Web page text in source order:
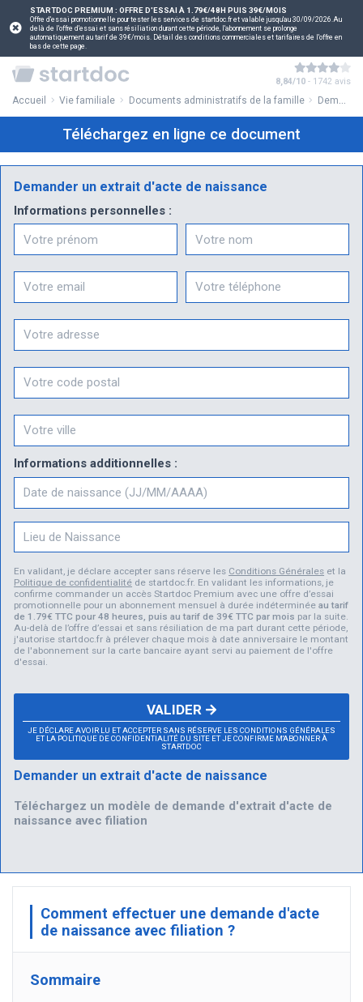
STARTDOC PREMIUM : OFFRE D'ESSAI À 1.79€/48H PUIS 39€/MOIS
Offre d'essai promotionnelle pour tester les services de startdoc.fr et valable jusqu'au 30/09/2026.Au
delà de l'offre d'essai et sans résiliation durant cette période, l'abonnement se prolonge
automatiquement au tarif de 39€/mois. Détail des conditions commerciales et tarifaires de l'offre en
bas de cette page.
8,84/10 - 1742 avis
Accueil Vie familiale Documents administratifs de la famille Demander un extrait d'acte de naissance
Téléchargez en ligne ce document
Demander un extrait d'acte de naissance
Informations personnelles :
Prénom Nom
Email Téléphone
Informations additionnelles :
Naissance
En validant, je déclare accepter sans réserve les Conditions Générales et la
Politique de confidentialité de startdoc.fr. En validant les informations, je
confirme commander un accès Startdoc Premium avec une offre d’essai
promotionnelle pour un abonnement mensuel à durée indéterminéeau tarif
de 1.79€ TTC pour 48 heures, puis au tarif de 39€ TTC par mois par la suite.
Au-delà de l’offre d’essai et sans résiliation de ma part durant cette période,
j'autorise startdoc.fr à prélever chaque mois à date anniversaire le montant
de l'abonnement sur la carte bancaire ayant servi au paiement de l'offre
d'essai.
JE DÉCLARE AVOIR LU ET ACCEPTER SANS RÉSERVE LES CONDITIONS GÉNÉRALES
ET LA POLITIQUE DE CONFIDENTIALITÉ DU SITE ET JE CONFIRME M'ABONNER À
STARTDOC
VALIDER
Demander un extrait d'acte de naissance
Téléchargez un modèle de demande d'extrait d'acte de
naissance avec filiation
Comment effectuer une demande d'acte
de naissance avec filiation ?
Sommaire